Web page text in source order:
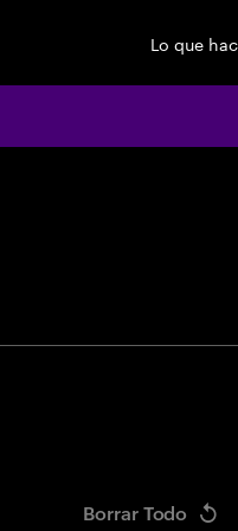
Lo que
Borrar Todo